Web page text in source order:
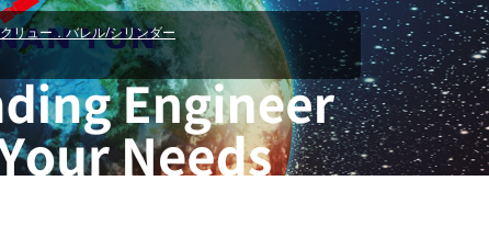
リュー．バレル/シリンダー